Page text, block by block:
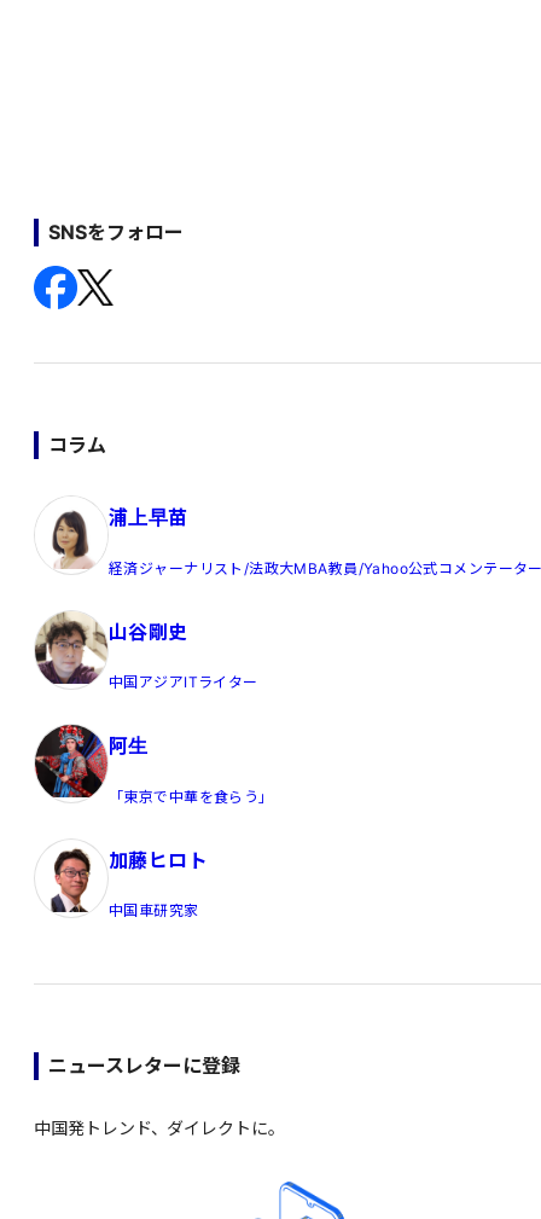
SNSをフォロー
コラム
浦上早苗
経済ジャーナリスト/法政大MBA教員/Yahoo公式コメンテータ
山谷剛史
中国アジアITライター
阿生
「東京で中華を食らう」
加藤ヒロト
中国車研究家
ニュースレターに登録
中国発トレンド、ダイレクトに。